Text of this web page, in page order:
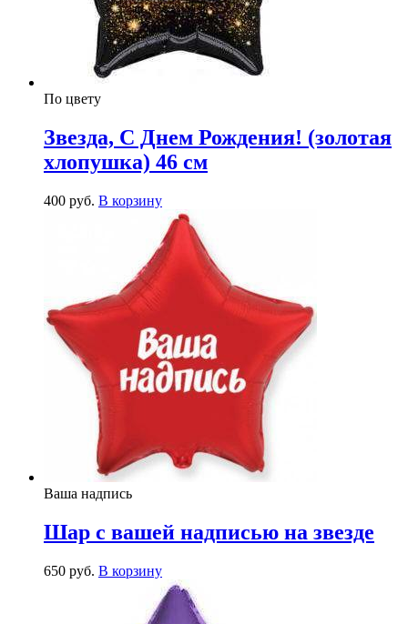
По цвету
Звезда, С Днем Рождения! (золотая
хлопушка) 46 см
400 руб. В корзину
Ваша надпись
Шар с вашей надписью на звезде
650 руб. В корзину